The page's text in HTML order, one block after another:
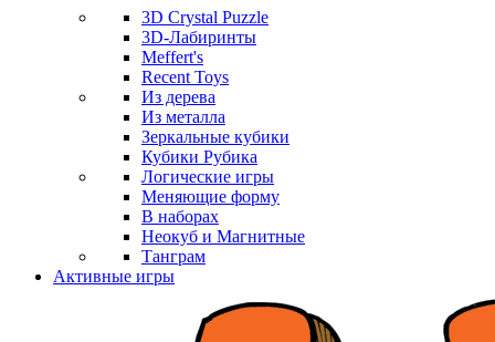
3D Crystal Puzzle
3D-Лабиринты
Meffert's
Recent Toys
Из дерева
Из металла
Зеркальные кубики
Кубики Рубика
Логические игры
Меняющие форму
В наборах
Неокуб и Магнитные
Танграм
Активные игры